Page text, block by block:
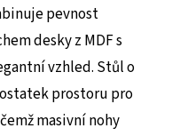
pevnost
desky z MDF s
vzhled. Stůl o
prostoru pro
masivní nohy